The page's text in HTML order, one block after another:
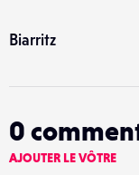
Biarritz
0
AJOUTER LE VÔTRE